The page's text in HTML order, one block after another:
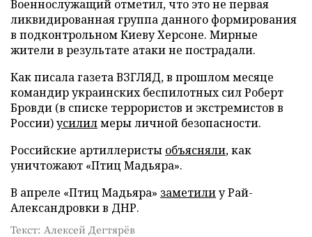
Военнослужащий отметил, что это не первая
ликвидированная группа данного формирования
в подконтрольном Киеву Херсоне. Мирные
жители в результате атаки не пострадали.
Как писала газета ВЗГЛЯД, в прошлом месяце
командир украинских беспилотных сил Роберт
Бровди (в списке террористов и экстремистов в
России)усилилмеры личной безопасности.
Российские артиллеристы объясняли, как
уничтожают «Птиц Мадьяра».
В апреле «Птиц Мадьяра» заметилиу Рай-
Александровки в ДНР.
Текст: Алексей Дегтярёв